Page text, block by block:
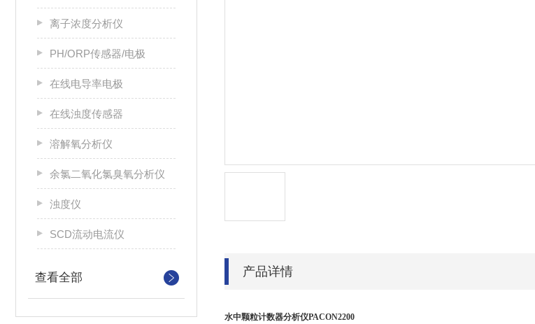
离子浓度分析仪
PH/ORP传感器/电极
在线电导率电极
在线浊度传感器
溶解氧分析仪
余氯二氧化氯臭氧分析仪
浊度仪
SCD流动电流仪
查看全部 产品详情
水中颗粒计数器分析仪PACON2200